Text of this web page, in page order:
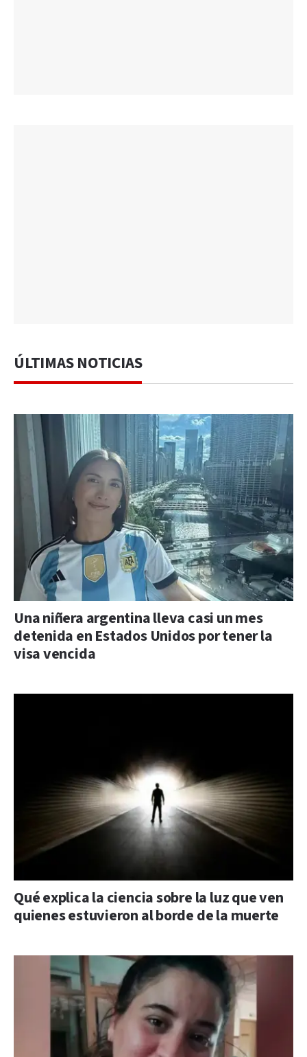
ÚLTIMAS NOTICIAS
Una niñera argentina lleva casi un mes
detenida en Estados Unidos por tener la
visa vencida
Qué explica la ciencia sobre la luz que ven
quienes estuvieron al borde de la muerte